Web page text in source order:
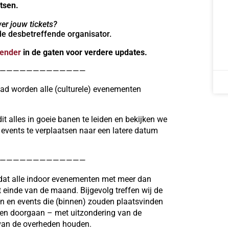
jouw tickets?
desbetreffende organisator.
in de gaten voor verdere updates.
worden alle (culturele) evenementen
alles in goeie banen te leiden en bekijken we
te verplaatsen naar een latere datum
alle indoor evenementen met meer dan
van de maand. Bijgevolg treffen wij de
en events die (binnen) zouden plaatsvinden
doorgaan – met uitzondering van de
de overheden houden.